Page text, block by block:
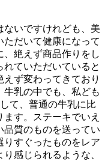
ないですけれども、美
だいて健康になって
絶えず商品作りをし
ていただいていると
ず変わってきており
牛乳の中でも、私ども
て、普通の牛乳に比
す。ステーキでいえ
品質のものを送ってい
りすぐったものをレア
感じられるような、